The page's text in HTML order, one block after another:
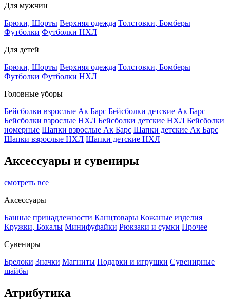
Для мужчин
Брюки, Шорты Верхняя одежда Толстовки, Бомберы
Футболки Футболки НХЛ
Для детей
Брюки, Шорты Верхняя одежда Толстовки, Бомберы
Футболки Футболки НХЛ
Головные уборы
Бейсболки взрослые Ак Барс Бейсболки детские Ак Барс
Бейсболки взрослые НХЛ Бейсболки детские НХЛ Бейсболки
номерные Шапки взрослые Ак Барс Шапки детские Ак Барс
Шапки взрослые НХЛ Шапки детские НХЛ
Аксессуары и сувениры
смотреть все
Аксессуары
Банные принадлежности Канцтовары Кожаные изделия
Кружки, Бокалы Минифуфайки Рюкзаки и сумки Прочее
Сувениры
Брелоки Значки Магниты Подарки и игрушки Сувенирные
шайбы
Атрибутика